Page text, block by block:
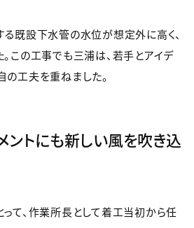
既設下水管の水位が想定外に高く、
この工事でも三浦は、若手とアイデ
工夫を重ねました。
ントにも新しい風を吹き込
て、作業所長として着工当初から任